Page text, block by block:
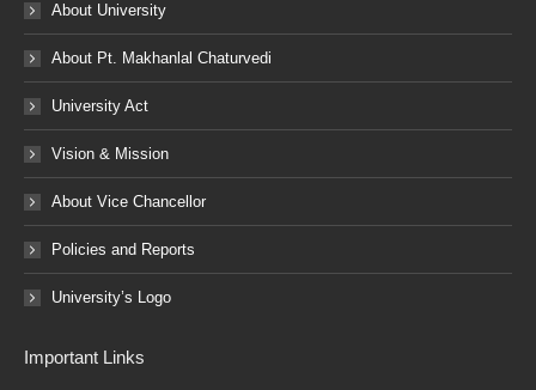
About University
About Pt. Makhanlal Chaturvedi
University Act
Vision & Mission
About Vice Chancellor
Policies and Reports
University’s Logo
Important Links